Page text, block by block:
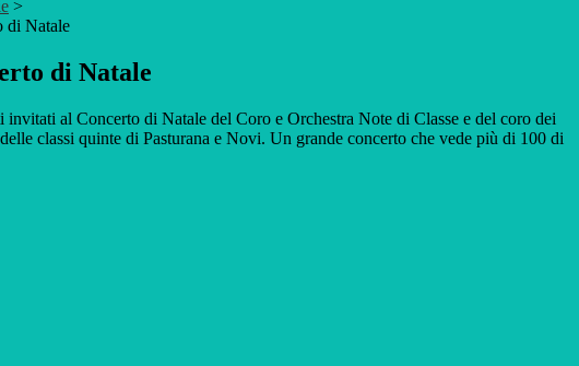
>
di Natale
di Natale
invitati al Concerto di Natale del Coro e Orchestra Note di Classe e del coro dei
classi quinte di Pasturana e Novi. Un grande concerto che vede più di 100 di